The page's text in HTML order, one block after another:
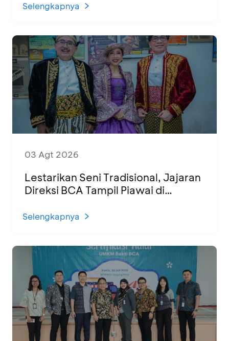
Selengkapnya
03 Agt 2026
Lestarikan Seni Tradisional, Jajaran
Direksi BCA Tampil Piawai di
Selengkapnya